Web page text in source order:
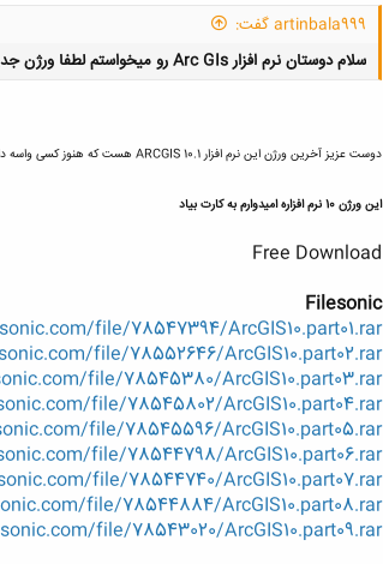
ا
:
artinbala999 گفت:
سلام دوستان نرم افزار Arc GIs رو میخواستم لطفا ورژن جدید باشه ممنون!!!
دوست عزیز آخرین ورژن این نرم افزار ARCGIS 10.1 هست که هنوز کسی واسه دانلود نذاشته
این ورژن 10 نرم افزاره امیدوارم به کارت بیاد
Free Download
Filesonic
file/78547394/ArcGIS10.part01.rar
file/78552646/ArcGIS10.part02.rar
file/78545380/ArcGIS10.part03.rar
file/78545802/ArcGIS10.part04.rar
file/78545596/ArcGIS10.part05.rar
file/78544798/ArcGIS10.part06.rar
file/78544740/ArcGIS10.part07.rar
file/78544884/ArcGIS10.part08.rar
file/78543020/ArcGIS10.part09.rar